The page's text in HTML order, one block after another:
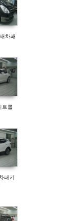
차패
트롤
패키